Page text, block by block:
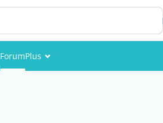
ForumPlus